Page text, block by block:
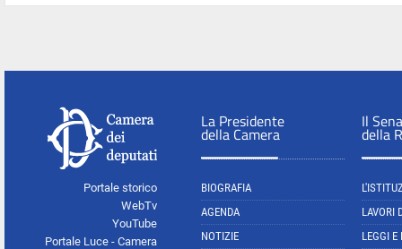
Portale storico
WebTv
YouTube
Portale Luce - Camera
La Presidente
della Camera
BIOGRAFIA
AGENDA
NOTIZIE
Il
della
LAVORI
LEGGI E